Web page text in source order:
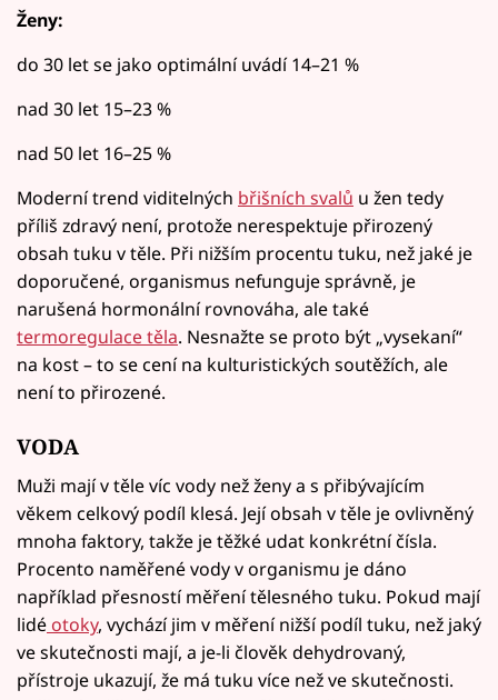
Ženy:
do 30 let se jako optimální uvádí 14–21 %
nad 30 let 15–23 %
nad 50 let 16–25 %
Moderní trend viditelných břišních svalů u žen tedy
příliš zdravý není, protože nerespektuje přirozený
obsah tuku v těle. Při nižším procentu tuku, než jaké je
doporučené, organismus nefunguje správně, je
narušená hormonální rovnováha, ale také
termoregulace těla. Nesnažte se proto být „vysekaní“
na kost – to se cení na kulturistických soutěžích, ale
není to přirozené.
VODA
Muži mají v těle víc vody než ženy a s přibývajícím
věkem celkový podíl klesá. Její obsah v těle je ovlivněný
mnoha faktory, takže je těžké udat konkrétní čísla.
Procento naměřené vody v organismu je dáno
například přesností měření tělesného tuku. Pokud mají
lidé otoky, vychází jim v měření nižší podíl tuku, než jaký
ve skutečnosti mají, a je-li člověk dehydrovaný,
přístroje ukazují, že má tuku více než ve skutečnosti.